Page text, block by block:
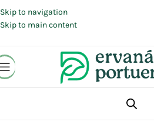
Skip to navigation
Skip to main content